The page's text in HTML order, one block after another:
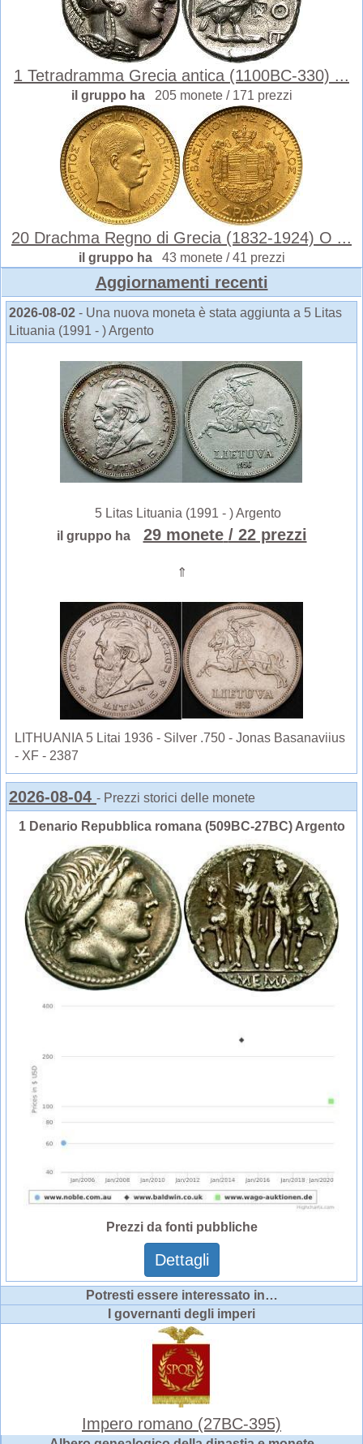
1 Tetradramma Grecia antica (1100BC-330) ...
il gruppo ha 205 monete / 171 prezzi
20 Drachma Regno di Grecia (1832-1924) O ...
il gruppo ha 43 monete / 41 prezzi
Aggiornamenti recenti
2026-08-02 - Una nuova moneta è stata aggiunta a 5 Litas
Lituania (1991 - ) Argento
5 Litas Lituania (1991 - ) Argento
il gruppo ha
29 monete / 22 prezzi
⇑
LITHUANIA 5 Litai 1936 - Silver .750 - Jonas Basanaviius
- XF - 2387
2026-08-04 - Prezzi storici delle monete
1 Denario Repubblica romana (509BC-27BC) Argento
Prezzi da fonti pubbliche
Dettagli
Potresti essere interessato in…
I governanti degli imperi
Impero romano (27BC-395)